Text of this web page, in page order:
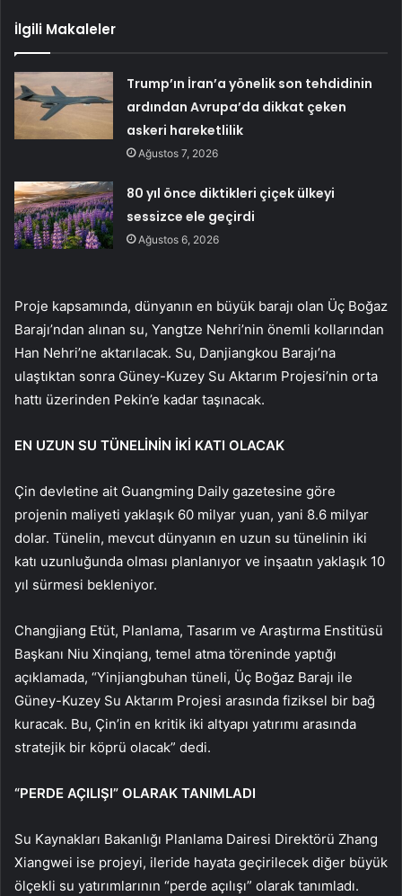
İlgili Makaleler
Trump’ın İran’a yönelik son tehdidinin
ardından Avrupa’da dikkat çeken
askeri hareketlilik
Ağustos 7, 2026
80 yıl önce diktikleri çiçek ülkeyi
sessizce ele geçirdi
Ağustos 6, 2026
Proje kapsamında, dünyanın en büyük barajı olan Üç Boğaz
Barajı’ndan alınan su, Yangtze Nehri’nin önemli kollarından
Han Nehri’ne aktarılacak. Su, Danjiangkou Barajı’na
ulaştıktan sonra Güney-Kuzey Su Aktarım Projesi’nin orta
hattı üzerinden Pekin’e kadar taşınacak.
EN UZUN SU TÜNELİNİN İKİ KATI OLACAK
Çin devletine ait Guangming Daily gazetesine göre
projenin maliyeti yaklaşık 60 milyar yuan, yani 8.6 milyar
dolar. Tünelin, mevcut dünyanın en uzun su tünelinin iki
katı uzunluğunda olması planlanıyor ve inşaatın yaklaşık 10
yıl sürmesi bekleniyor.
Changjiang Etüt, Planlama, Tasarım ve Araştırma Enstitüsü
Başkanı Niu Xinqiang, temel atma töreninde yaptığı
açıklamada, “Yinjiangbuhan tüneli, Üç Boğaz Barajı ile
Güney-Kuzey Su Aktarım Projesi arasında fiziksel bir bağ
kuracak. Bu, Çin’in en kritik iki altyapı yatırımı arasında
stratejik bir köprü olacak” dedi.
“PERDE AÇILIŞI” OLARAK TANIMLADI
Su Kaynakları Bakanlığı Planlama Dairesi Direktörü Zhang
Xiangwei ise projeyi, ileride hayata geçirilecek diğer büyük
ölçekli su yatırımlarının “perde açılışı” olarak tanımladı.